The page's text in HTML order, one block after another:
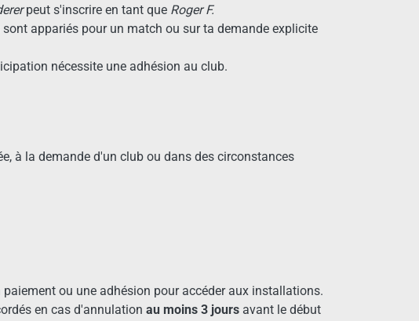
peut s'inscrire en tant que Roger F.
appariés pour un match ou sur ta demande explicite
nécessite une adhésion au club.
à la demande d'un club ou dans des circonstances
ou une adhésion pour accéder aux installations.
en cas d'annulation au moins 3 jours avant le début